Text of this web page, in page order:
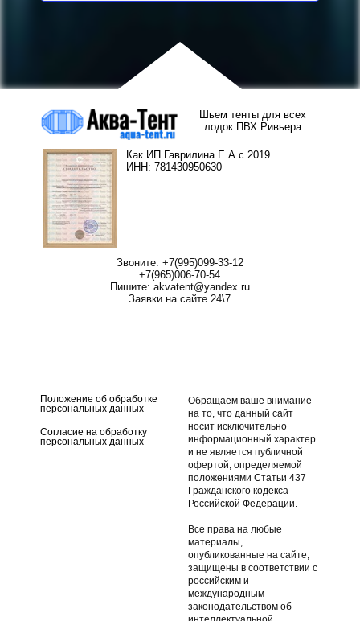
Шьем тенты для всех
лодок ПВХ Ривьера
Как ИП Гаврилина Е.А с 2019
ИНН: 781430950630
Звоните: +7(995)099-33-12
+7(965)006-70-54
Пишите: akvatent@yandex.ru
Заявки на сайте 24\7
Положение об обработке
персональных данных
Согласие на обработку
персональных данных
Обращаем ваше внимание
на то, что данный сайт
носит исключительно
информационный характер
и не является публичной
офертой, определяемой
положениями Статьи 437
Гражданского кодекса
Российской Федерации.
Все права на любые
материалы,
опубликованные на сайте,
защищены в соответствии с
российским и
международным
законодательством об